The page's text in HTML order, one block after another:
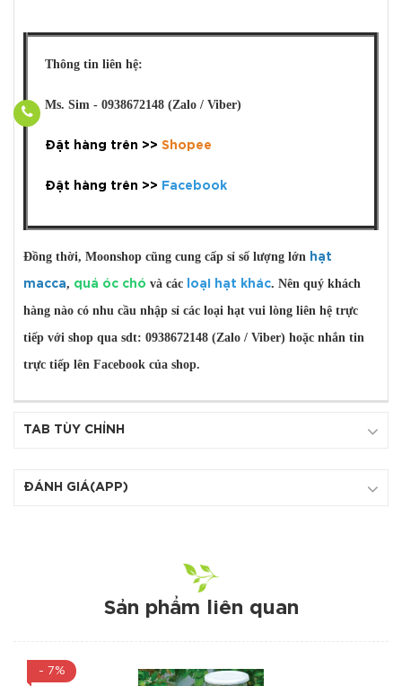
Thông tin liên hệ:
Ms. Sim - 0938672148 (Zalo / Viber)
Đặt hàng trên >> Shopee
Đặt hàng trên >> Facebook
Đồng thời, Moonshop cũng cung cấp sỉ số lượng lớn hạt
macca, quả óc chó và các loại hạt khác. Nên quý khách
hàng nào có nhu cầu nhập sỉ các loại hạt vui lòng liên hệ trực
tiếp với shop qua sdt: 0938672148 (Zalo / Viber) hoặc nhắn tin
trực tiếp lên Facebook của shop.
TAB TÙY CHỈNH
ĐÁNH GIÁ(APP)
Sản phẩm liên quan
- 7%